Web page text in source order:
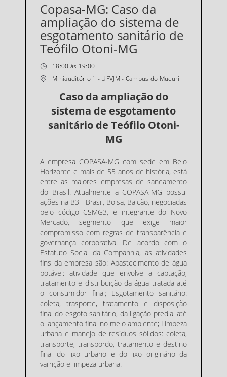
Copasa-MG: Caso da
ampliação do sistema de
esgotamento sanitário de
Teófilo Otoni-MG
18:00 às 19:00
Miniauditório 1 - UFVJM - Campus do Mucuri
Caso da ampliação do
sistema de esgotamento
sanitário de Teófilo Otoni-
MG
A empresa COPASA-MG com sede em Belo
Horizonte e mais de 55 anos de história, está
entre as maiores empresas de saneamento
do Brasil. Atualmente a COPASA-MG possui
ações na B3 - Brasil, Bolsa, Balcão, negociadas
pelo código CSMG3, e integrante do Novo
Mercado, segmento que exige maior
compromisso com regras de transparência e
governança corporativa. De acordo com o
Estatuto Social da Companhia, as atividades
fins da empresa são: Abastecimento de água
potável: atividade que envolve a captação,
tratamento e distribuição da água tratada até
o consumidor final; Esgotamento sanitário:
coleta, trasporte, tratamento e disposição
final do esgoto sanitário, da ligação predial até
o lançamento final no meio ambiente; Limpeza
urbana e manejo de resíduos sólidos: coleta,
transporte, transbordo, tratamento e destino
final do lixo urbano e do lixo originário da
varrição e limpeza urbana.